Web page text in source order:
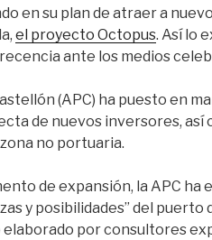
en su plan de atraer a
el proyecto Octopus. Así lo
ante los medios
(APC) ha puesto en
de nuevos inversores, así
no portuaria.
de expansión, la APC ha
y posibilidades” del puerto
por consultores